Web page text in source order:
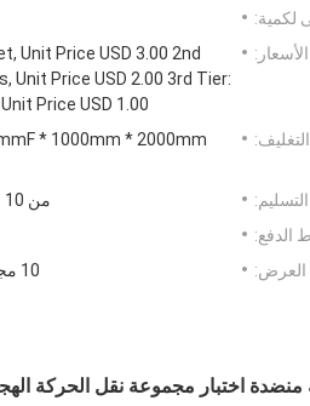
لكمية:
الأسعار:
Unit Price USD 3.00 2nd
Unit Price USD 2.00 3rd Tier:
Price USD 1.00
من 10 إلى 12 أسبوعًا
الدفع:
العرض:
10 مجموعات شهريا